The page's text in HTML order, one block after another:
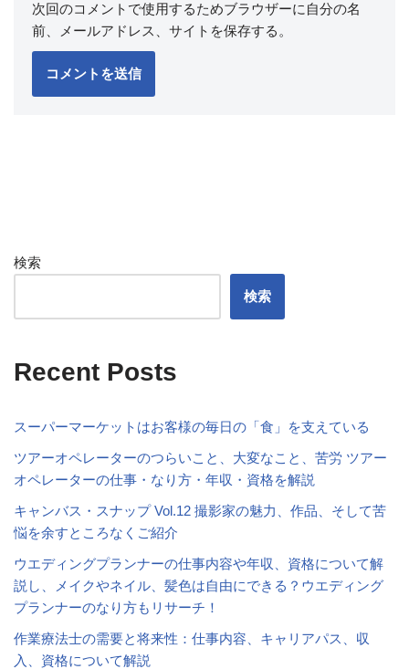
次回のコメントで使用するためブラウザーに自分の名
前、メールアドレス、サイトを保存する。
検索
検索
Recent Posts
スーパーマーケットはお客様の毎日の「食」を支えている
ツアーオペレーターのつらいこと、大変なこと、苦労 ツアー
オペレーターの仕事・なり方・年収・資格を解説
キャンバス・スナップ Vol.12 撮影家の魅力、作品、そして苦
悩を余すところなくご紹介
ウエディングプランナーの仕事内容や年収、資格について解
説し、メイクやネイル、髪色は自由にできる？ウエディング
プランナーのなり方もリサーチ！
作業療法士の需要と将来性：仕事内容、キャリアパス、収
入、資格について解説